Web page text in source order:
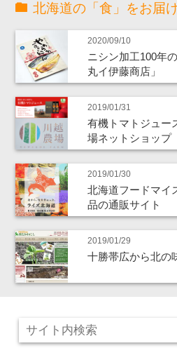
北海道の「食」をお届
2020/09/10
ニシン加工100年
丸イ伊藤商店」
2019/01/31
有機トマトジュ
場ネットショップ
2019/01/30
北海道フードマイ
品の通販サイト
2019/01/29
十勝帯広から北の